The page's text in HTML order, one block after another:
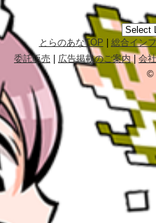
とらのあなTOP
総合イン
委託販売
広告掲載のご案内|会
©